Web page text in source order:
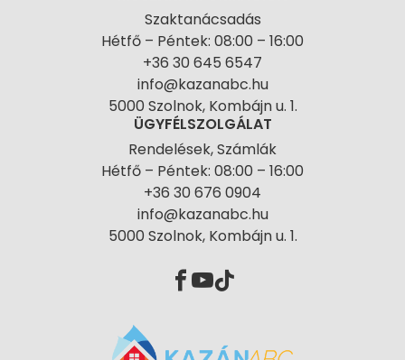
Szaktanácsadás
Hétfő – Péntek: 08:00 – 16:00
+36 30 645 6547
info@kazanabc.hu
5000 Szolnok, Kombájn u. 1.
ÜGYFÉLSZOLGÁLAT
Rendelések, Számlák
Hétfő – Péntek: 08:00 – 16:00
+36 30 676 0904
info@kazanabc.hu
5000 Szolnok, Kombájn u. 1.